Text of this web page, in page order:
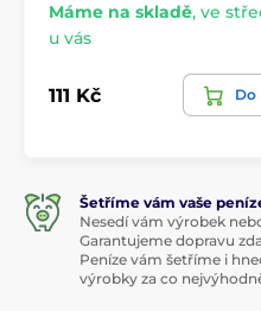
Máme na skladě, ve
u vás
111 Kč Do
Šetříme vám vaše
Nesedí vám výrobek
Garantujeme dopravu
Peníze vám šetříme i
výrobky za co